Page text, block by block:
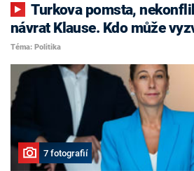
Turkova pomsta, nekonfliktní Havlíček i
návrat Klause. Kdo může
Téma: Politika
7 fotografií